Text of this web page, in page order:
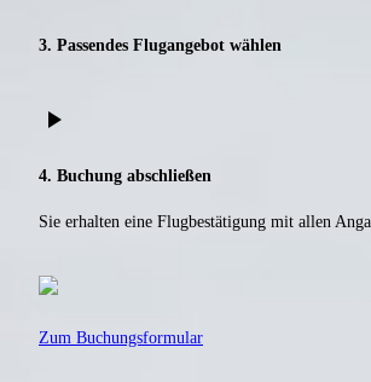
3. Passendes Flugangebot wählen
play_arrow
4. Buchung abschließen
Sie erhalten eine Flugbestätigung mit allen
Zum Buchungsformular